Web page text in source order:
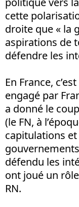
cette
droite que « la
aspirations de
défendre les
En France,
engagé par
a donné le
(le FN, à
capitulations
défendu les
ont joué un
RN.